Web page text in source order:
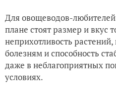
Для овощеводов-
плане стоят размер и вкус
неприхотливость растений,
болезням и способность
даже в неблагоприятных
условиях.